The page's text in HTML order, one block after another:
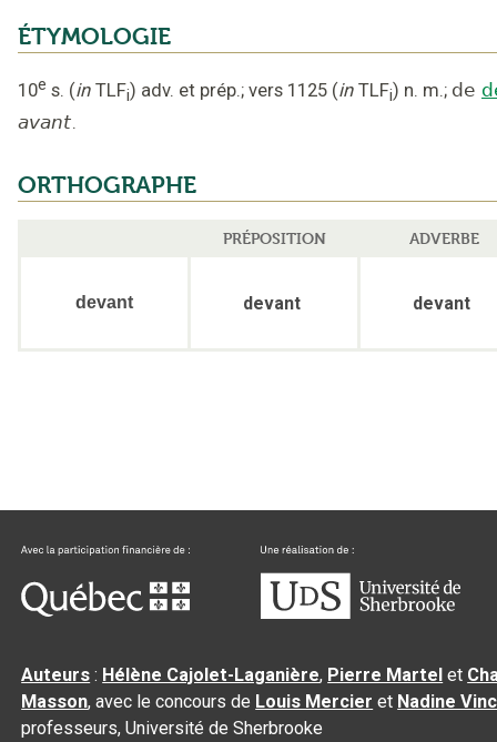
ÉTYMOLOGIE
10e s. (in TLFi) adv. et prép.; vers 1125 (in TLFi) n. m.; de
avant.
ORTHOGRAPHE
PRÉPOSITION ADVERBE
devant devant devant
Auteurs : Hélène Cajolet-Laganière, Pierre Martel et
Masson, avec le concours de Louis Mercier et Nadine
professeurs, Université de Sherbrooke